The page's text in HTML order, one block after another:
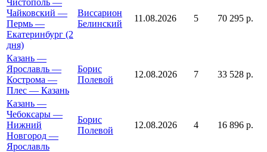
Чайковский —
Пермь —
Екатеринбург (2
дня)
Виссарион
Белинский
11.08.2026 5 70 295 р.
Казань —
Ярославль —
Кострома —
Плес — Казань
Борис
Полевой
12.08.2026 7 33 528 р.
Казань —
Чебоксары —
Нижний
Новгород —
Ярославль
Борис
Полевой
12.08.2026 4 16 896 р.